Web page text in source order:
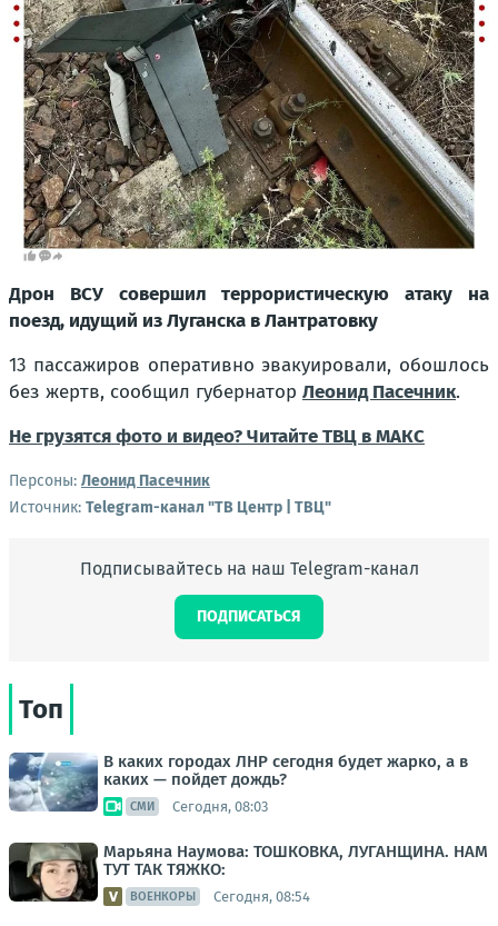
Дрон ВСУ совершил террористическую атаку на
поезд, идущий из Луганска в Лантратовку
13 пассажиров оперативно эвакуировали, обошлось
без жертв, сообщил губернатор Леонид Пасечник.
Не грузятся фото и видео? Читайте ТВЦ в МАКС
Персоны: Леонид Пасечник
Источник: Telegram-канал "ТВ Центр | ТВЦ"
Подписывайтесь на наш Telegram-канал
ПОДПИСАТЬСЯ
Топ
В каких городах ЛНР сегодня будет жарко, а в
каких — пойдет дождь?
СМИ Сегодня, 08:03
Марьяна Наумова: ТОШКОВКА, ЛУГАНЩИНА. НАМ
ТУТ ТАК ТЯЖКО:
ВОЕНКОРЫ Сегодня, 08:54